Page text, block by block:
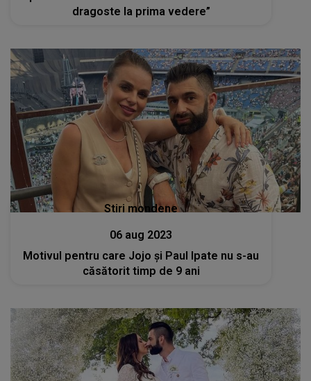
dragoste la prima vedere”
Stiri mondene
06 aug 2023
Motivul pentru care Jojo și Paul Ipate nu s-au
căsătorit timp de 9 ani